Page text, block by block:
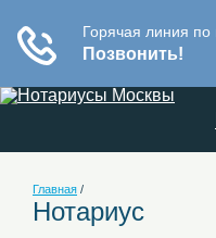
Главная /
Нотариус